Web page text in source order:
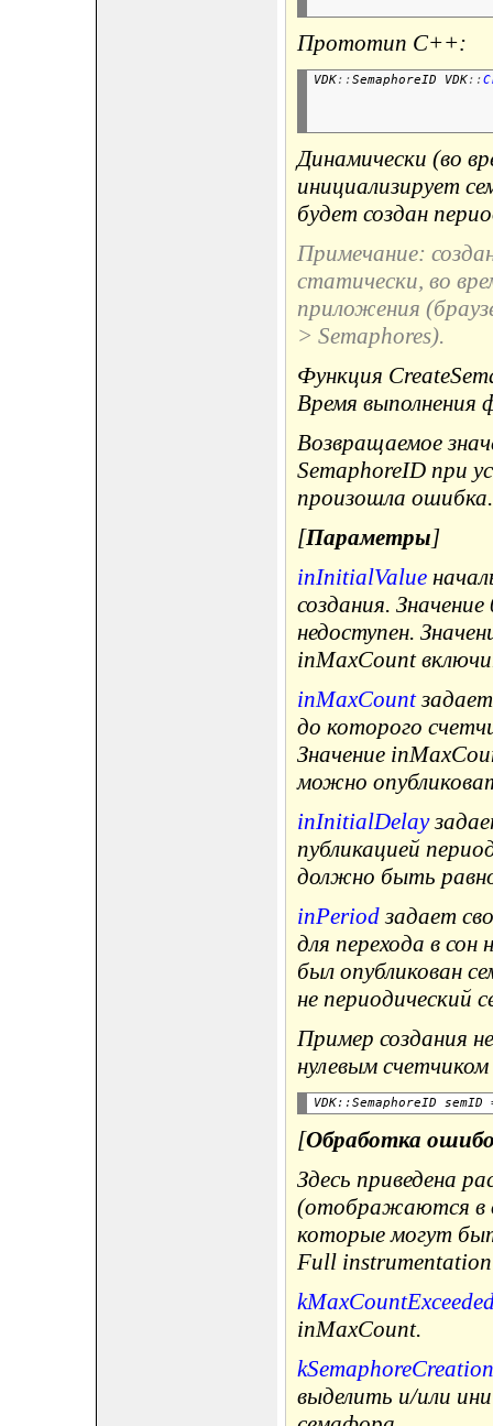
Прототип C++:
VDK::SemaphoreID VDK::
Динамически (во
инициализирует
будет создан
Примечание:
статически, во
приложения
> Semaphores).
Функция
Время выполнения
Возвращаемое
SemaphoreID при
произошла ошибка.
[Параметры]
inInitialValue
создания.
недоступен.
inMaxCount
inMaxCountзадает
до которого
Значение
можно
inInitialDelay
публикацией
должно быть
inPeriodзадает
для перехода в
был опубликован
не периодический
Пример создания
нулевым
VDK::SemaphoreID semID
[Обработка
Здесь приведена
(отображаются в
которые могут
Full
inMaxCount.
выделить и/или